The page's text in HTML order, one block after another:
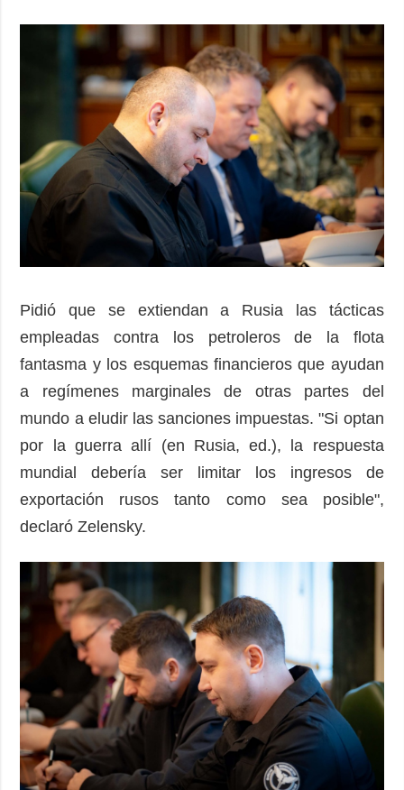
Pidió que se extiendan a Rusia las tácticas
empleadas contra los petroleros de la flota
fantasma y los esquemas financieros que ayudan
a regímenes marginales de otras partes del
mundo a eludir las sanciones impuestas. "Si optan
por la guerra allí (en Rusia, ed.), la respuesta
mundial debería ser limitar los ingresos de
exportación rusos tanto como sea posible",
declaró Zelensky.